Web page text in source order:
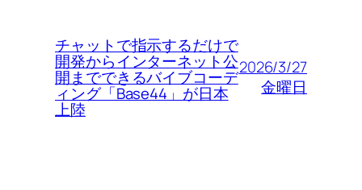
チャットで指示するだけで
開発からインターネット公
開までできるバイブコーデ
ィング「Base44」が日本
上陸
2026/3/27
金曜日